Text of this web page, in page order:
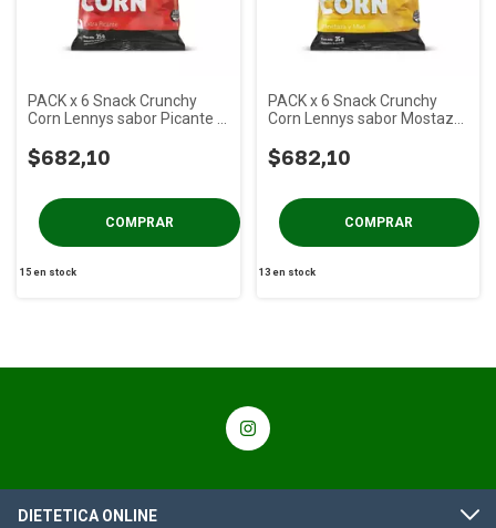
PACK x 6 Snack Crunchy
Corn Lennys sabor Picante x
$682,10
15en stock
PACK x 6 Snack Crunchy
Corn Lennys sabor Mostaza
$682,10
13 en stock
DIETETICA ONLINE